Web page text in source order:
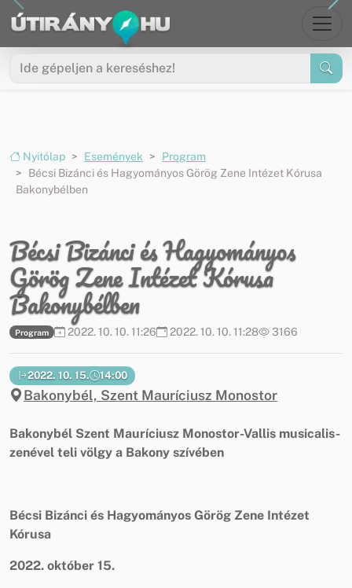
Ugrás a menüre
Ugrás a tartalomra
Nyitólap Események
Program
Bécsi Bizánci és Hagyományos Görög Zene Intézet Kórusa
Bakonybélben
Bécsi Bizánci és Hagyományos
Görög Zene Intézet Kórusa
Bakonybélben
Program 2022. 10. 10. 11:26 2022. 10. 10. 11:28 3166
2022. 10. 15. 14:00
Bakonybél, Szent Mauríciusz Monostor
Bakonybél Szent Mauríciusz Monostor-Vallis musicalis-
zenével teli völgy a Bakony szívében
Bécsi Bizánci és Hagyományos Görög Zene Intézet
Kórusa
2022. október 15.